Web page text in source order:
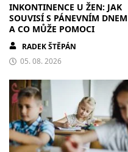
INKONTINENCE U ŽEN: JAK
SOUVISÍ S PÁNEVNÍM DNEM
A CO MŮŽE POMOCI
RADEK ŠTĚPÁN
05. 08. 2026